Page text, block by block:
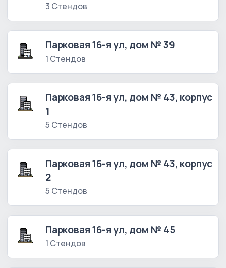
3 Стендов
Парковая 16-я ул, дом № 39
1 Стендов
Парковая 16-я ул, дом № 43, корпус
1
5 Стендов
Парковая 16-я ул, дом № 43, корпус
2
5 Стендов
Парковая 16-я ул, дом № 45
1 Стендов